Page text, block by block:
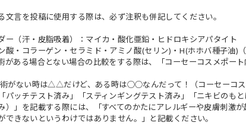
文言を投稿に使用する際は、必ず注釈も併記してください。
ー（汗・皮脂吸着）：マイカ・酸化亜鉛・ヒドロキシアパタイト
酸・コラーゲン・セラミド・アミノ酸(セリン)・H(ホホバ種子油)（
がある場合とない場合の比較をする際は、「コーセーコスメポー
がない時は△△だけど、ある時は○○なんだって！（コーセーコス
パッチテスト済み」「スティンギングテスト済み」「ニキビのも
）」を記載する際には、「すべてのかたにアレルギーや皮膚刺激
できないというわけではありません。」と記載ください。